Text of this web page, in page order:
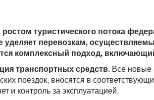
ростом туристического потока
уделяет перевозкам,
комплексный подход,
транспортных средств. Все новые
поездок, вносятся в
и контроль за эксплуатацией.